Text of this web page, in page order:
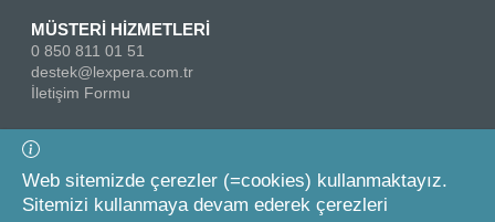
MÜSTERİ HİZMETLERİ
0 850 811 01 51
destek@lexpera.com.tr
İletişim Formu
Bizi Takip Edin
Web sitemizde çerezler (=cookies) kullanmaktayız.
Sitemizi kullanmaya devam ederek çerezleri